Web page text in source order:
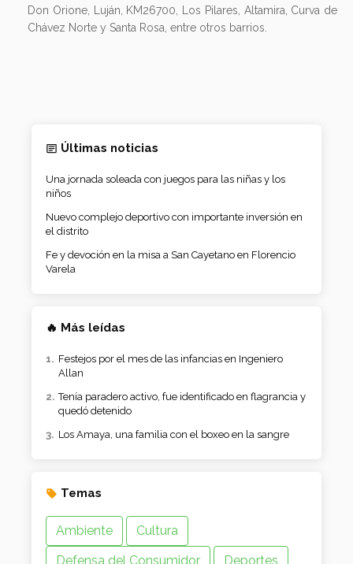
Don Orione, Luján, KM26700, Los Pilares, Altamira, Curva de
Chávez Norte y Santa Rosa, entre otros barrios.
Últimas noticias
Una jornada soleada con juegos para las niñas y los
niños
Nuevo complejo deportivo con importante inversión en
el distrito
Fe y devoción en la misa a San Cayetano en Florencio
Varela
🔥 Más leídas
Festejos por el mes de las infancias en Ingeniero
Allan
Tenía paradero activo, fue identificado en flagrancia y
quedó detenido
Los Amaya, una familia con el boxeo en la sangre
Temas
Ambiente
Cultura
Defensa del Consumidor
Deportes